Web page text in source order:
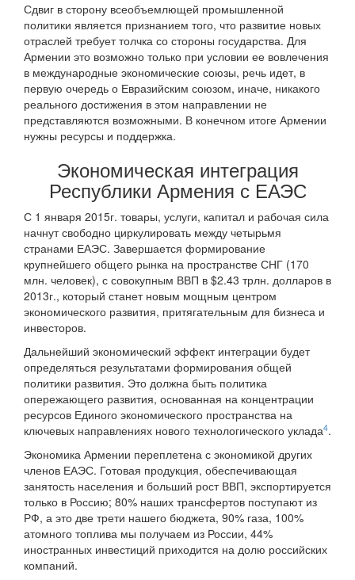
Сдвиг в сторону всеобъемлющей промышленной
политики является признанием того, что развитие новых
отраслей требует толчка со стороны государства. Для
Армении это возможно только при условии ее вовлечения
в международные экономические союзы, речь идет, в
первую очередь о Евразийским союзом, иначе, никакого
реального достижения в этом направлении не
представляются возможными. В конечном итоге Армении
нужны ресурсы и поддержка.
Экономическая интеграция
Республики Армения с ЕАЭС
С 1 января 2015г. товары, услуги, капитал и рабочая сила
начнут свободно циркулировать между четырьмя
странами ЕАЭС. Завершается формирование
крупнейшего общего рынка на пространстве СНГ (170
млн. человек), с совокупным ВВП в $2.43 трлн. долларов в
2013г., который станет новым мощным центром
экономического развития, притягательным для бизнеса и
инвесторов.
Дальнейший экономический эффект интеграции будет
определяться результатами формирования общей
политики развития. Это должна быть политика
опережающего развития, основанная на концентрации
ресурсов Единого экономического пространства на
ключевых направлениях нового технологического уклада4.
Экономика Армении переплетена с экономикой других
членов ЕАЭС. Готовая продукция, обеспечивающая
занятость населения и больший рост ВВП, экспортируется
только в Россию; 80% наших трансфертов поступают из
РФ, а это две трети нашего бюджета, 90% газа, 100%
атомного топлива мы получаем из России, 44%
иностранных инвестиций приходится на долю российских
компаний.